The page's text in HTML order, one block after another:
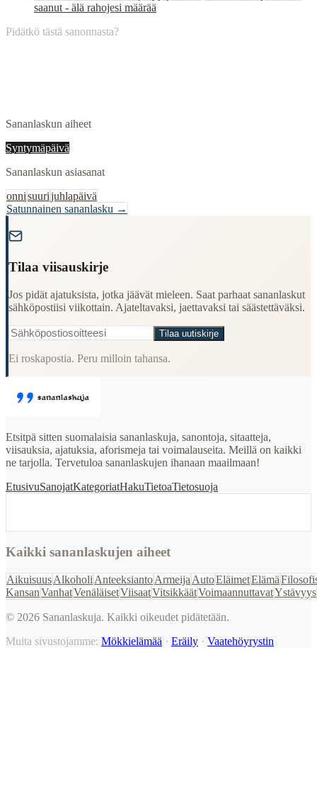
saanut - älä rahojesi määrää
Pidätkö tästä sanonnasta?
Sananlaskun aiheet
Syntymäpäivä
Sananlaskun asiasanat
onnisuurijuhlapäivä
Satunnainen sananlasku →
Tilaa viisauskirje
Jos pidät ajatuksista, jotka jäävät mieleen. Saat parhaat sananlaskut
sähköpostiisi viikottain. Ajateltavaksi, jaettavaksi tai säästettäväksi.
Tilaa uutiskirje
Ei roskapostia. Peru milloin tahansa.
Etsitpä sitten suomalaisia sananlaskuja, sanontoja, sitaatteja,
viisauksia, ajatuksia, aforismeja tai voimalauseita. Meillä on kaikki
ne tarjolla. Tervetuloa sananlaskujen ihanaan maailmaan!
EtusivuSanojatKategoriatHakuTietoaTietosuoja
Kaikki sananlaskujen aiheet
AikuisuusAlkoholi AnteeksiantoArmeija AutoEläimetElämä
KansanVanhatVenäläisetViisaatVitsikkäätVoimaannuttavatYstävyys
© 2026 Sananlaskuja. Kaikki oikeudet pidätetään.
Muita sivustojamme: Mökkielämää · Eräily · Vaatehöyrystin